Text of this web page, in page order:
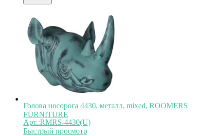
Голова носорога 4430, металл, mixed, ROOMERS
FURNITURE
Арт.:RMRS-4430(U)
Быстрый просмотр